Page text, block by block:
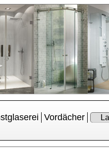
Vordächer